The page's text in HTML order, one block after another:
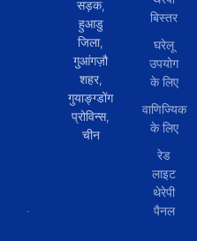
सड़क,
हुआडु
जिला,
गुआंगज़ौ
शहर,
गुयाङ्ग्डोंग
प्रोविन्स,
चीन
बिस्तर
घरेलू
उपयोग
के लिए
वाणिज्यिक
के लिए
रेड
लाइट
थेरेपी
पैनल